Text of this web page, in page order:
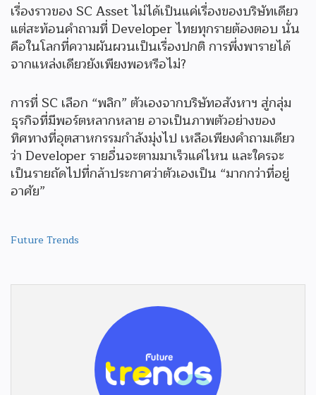
เรื่องราวของ SC Asset ไม่ได้เป็นแค่เรื่องของบริษัทเดียว
แต่สะท้อนคำถามที่ Developer ไทยทุกรายต้องตอบ นั่น
คือในโลกที่ความผันผวนเป็นเรื่องปกติ การพึ่งพารายได้
จากแหล่งเดียวยังเพียงพอหรือไม่?
การที่ SC เลือก “พลิก” ตัวเองจากบริษัทอสังหาฯ สู่กลุ่ม
ธุรกิจที่มีพอร์ตหลากหลาย อาจเป็นภาพตัวอย่างของ
ทิศทางที่อุตสาหกรรมกำลังมุ่งไป เหลือเพียงคำถามเดียว
ว่า Developer รายอื่นจะตามมาเร็วแค่ไหน และใครจะ
เป็นรายถัดไปที่กล้าประกาศว่าตัวเองเป็น “มากกว่าที่อยู่
อาศัย”
Future Trends